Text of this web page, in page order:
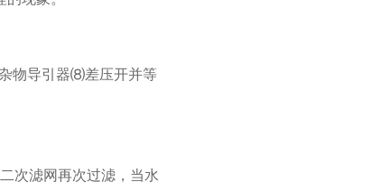
物导引器⑻差压开并等
次滤网再次过滤，当水